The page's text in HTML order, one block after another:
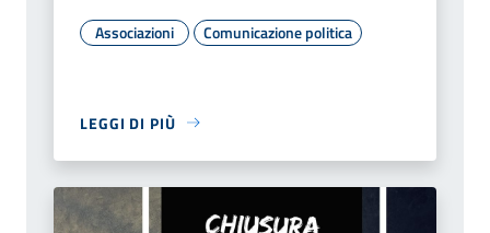
Associazioni Comunicazione politica
LEGGI DI PIÙ